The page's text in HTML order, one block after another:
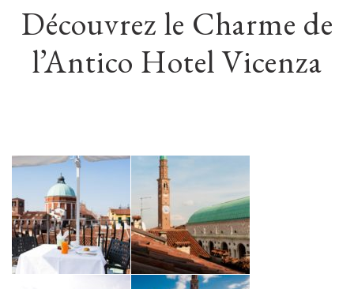
Découvrez le Charme de
l’Antico Hotel Vicenza